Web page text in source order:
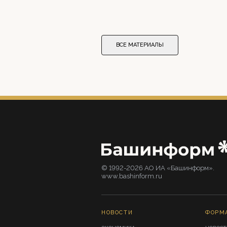
ВСЕ МАТЕРИАЛЫ
© 1992-2026 АО ИА «Башинформ».
www.bashinform.ru
НОВОСТИ